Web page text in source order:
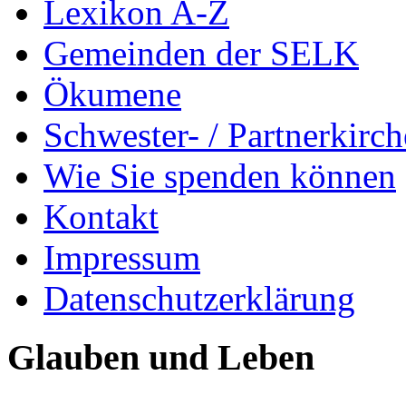
Lexikon A-Z
Gemeinden der SELK
Ökumene
Schwester- /
Wie Sie spenden können
Kontakt
Impressum
Datenschutzerklärung
Glauben und Leben